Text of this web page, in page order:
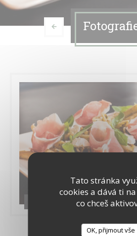
Tato stránka
cookies a dává ti
co chceš
OK, přijmout vše
Quelques plats